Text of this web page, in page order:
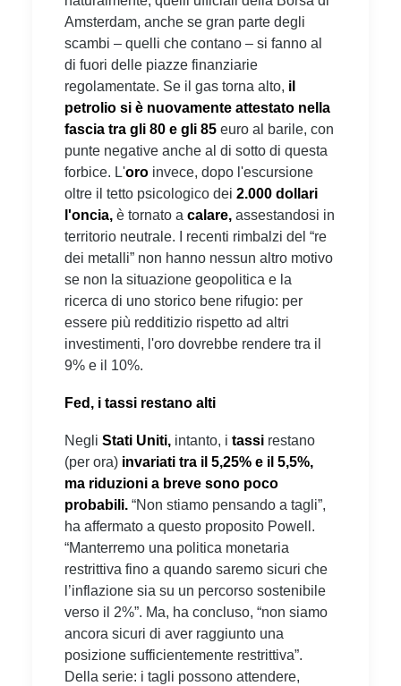
Amsterdam, anche se gran parte degli
scambi – quelli che contano – si fanno al
di fuori delle piazze finanziarie
regolamentate. Se il gas torna alto, il
petrolio si è nuovamente attestato nella
fascia tra gli 80 e gli 85 euro al barile, con
punte negative anche al di sotto di questa
forbice. L'oro invece, dopo l'escursione
oltre il tetto psicologico dei 2.000 dollari
l'oncia, è tornato a calare, assestandosi in
territorio neutrale. I recenti rimbalzi del “re
dei metalli” non hanno nessun altro motivo
se non la situazione geopolitica e la
ricerca di uno storico bene rifugio: per
essere più redditizio rispetto ad altri
investimenti, l'oro dovrebbe rendere tra il
9% e il 10%.
Fed, i tassi restano alti
Negli Stati Uniti, intanto, i tassi restano
(per ora) invariati tra il 5,25% e il 5,5%,
ma riduzioni a breve sono poco
probabili. “Non stiamo pensando a tagli”,
ha affermato a questo proposito Powell.
“Manterremo una politica monetaria
restrittiva fino a quando saremo sicuri che
l’inflazione sia su un percorso sostenibile
verso il 2%”. Ma, ha concluso, “non siamo
ancora sicuri di aver raggiunto una
posizione sufficientemente restrittiva”.
Della serie: i tagli possono attendere,